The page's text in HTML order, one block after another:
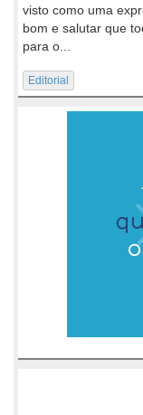
visto como uma
bom e salutar que
para o...
Editorial